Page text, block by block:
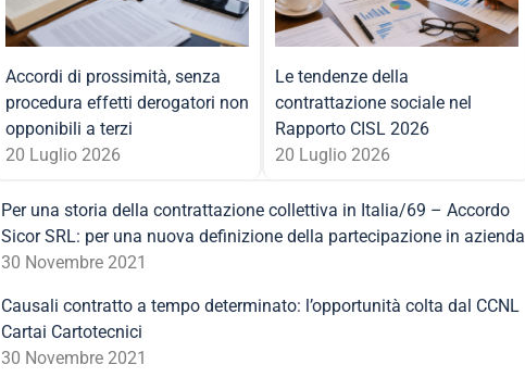
Accordi di prossimità, senza
procedura effetti derogatori non
opponibili a terzi
20 Luglio 2026
Le tendenze della
contrattazione sociale nel
Rapporto CISL 2026
20 Luglio 2026
Per una storia della contrattazione collettiva in Italia/69 – Accordo
Sicor SRL: per una nuova definizione della partecipazione in azienda
30 Novembre 2021
Causali contratto a tempo determinato: l’opportunità colta dal CCNL
Cartai Cartotecnici
30 Novembre 2021